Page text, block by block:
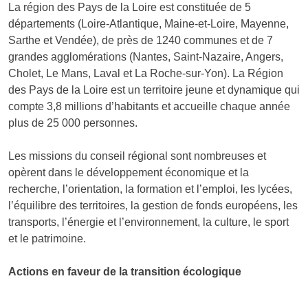
La région des Pays de la Loire est constituée de 5
départements (Loire-Atlantique, Maine-et-Loire, Mayenne,
Sarthe et Vendée), de près de 1240 communes et de 7
grandes agglomérations (Nantes, Saint-Nazaire, Angers,
Cholet, Le Mans, Laval et La Roche-sur-Yon). La Région
des Pays de la Loire est un territoire jeune et dynamique qui
compte 3,8 millions d’habitants et accueille chaque année
plus de 25 000 personnes.
Les missions du conseil régional sont nombreuses et
opèrent dans le développement économique et la
recherche, l’orientation, la formation et l’emploi, les lycées,
l’équilibre des territoires, la gestion de fonds européens, les
transports, l’énergie et l’environnement, la culture, le sport
et le patrimoine.
Actions en faveur de la transition écologique